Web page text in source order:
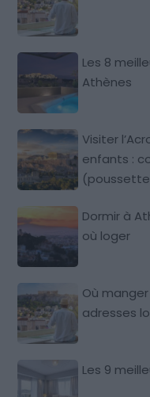
Les 8
Athènes
Visiter
enfants :
Dormir à
où loger
Où
adresses
Les 9